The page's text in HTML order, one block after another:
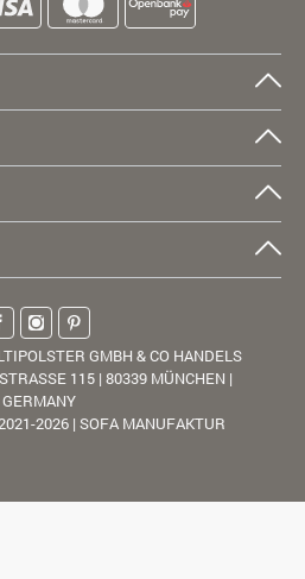
GMBH & CO HANDELS
115 | 80339 MÜNCHEN |
GERMANY
2026 | SOFA MANUFAKTUR